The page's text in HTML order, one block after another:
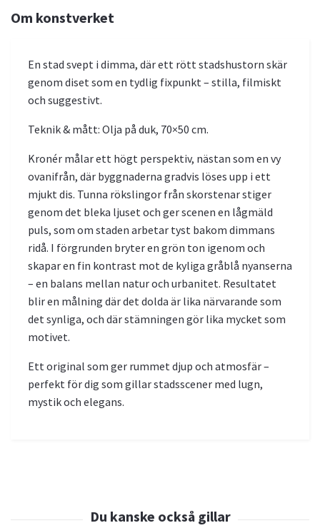
Om konstverket
En stad svept i dimma, där ett rött stadshustorn skär
genom diset som en tydlig fixpunkt – stilla, filmiskt
och suggestivt.
Teknik & mått: Olja på duk, 70×50 cm.
Kronér målar ett högt perspektiv, nästan som en vy
ovanifrån, där byggnaderna gradvis löses upp i ett
mjukt dis. Tunna rökslingor från skorstenar stiger
genom det bleka ljuset och ger scenen en lågmäld
puls, som om staden arbetar tyst bakom dimmans
ridå. I förgrunden bryter en grön ton igenom och
skapar en fin kontrast mot de kyliga gråblå nyanserna
– en balans mellan natur och urbanitet. Resultatet
blir en målning där det dolda är lika närvarande som
det synliga, och där stämningen gör lika mycket som
motivet.
Ett original som ger rummet djup och atmosfär –
perfekt för dig som gillar stadsscener med lugn,
mystik och elegans.